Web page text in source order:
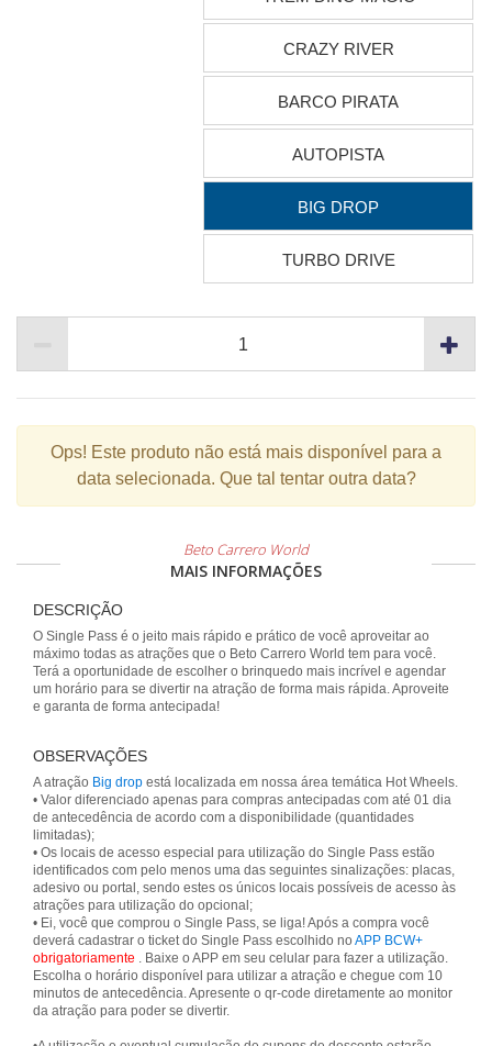
CRAZY RIVER
BARCO PIRATA
AUTOPISTA
BIG DROP
TURBO DRIVE
Ops! Este produto não está mais disponível para a
data selecionada. Que tal tentar outra data?
Beto Carrero World
MAIS INFORMAÇÕES
DESCRIÇÃO
O Single Pass é o jeito mais rápido e prático de você aproveitar ao
máximo todas as atrações que o Beto Carrero World tem para você.
Terá a oportunidade de escolher o brinquedo mais incrível e agendar
um horário para se divertir na atração de forma mais rápida. Aproveite
e garanta de forma antecipada!
OBSERVAÇÕES
A atração Big drop está localizada em nossa área temática Hot Wheels.
• Valor diferenciado apenas para compras antecipadas com até 01 dia
de antecedência de acordo com a disponibilidade (quantidades
limitadas);
• Os locais de acesso especial para utilização do Single Pass estão
identificados com pelo menos uma das seguintes sinalizações: placas,
adesivo ou portal, sendo estes os únicos locais possíveis de acesso às
atrações para utilização do opcional;
• Ei, você que comprou o Single Pass, se liga! Após a compra você
deverá cadastrar o ticket do Single Pass escolhido no APP BCW+
obrigatoriamente . Baixe o APP em seu celular para fazer a utilização.
Escolha o horário disponível para utilizar a atração e chegue com 10
minutos de antecedência. Apresente o qr-code diretamente ao monitor
da atração para poder se divertir.